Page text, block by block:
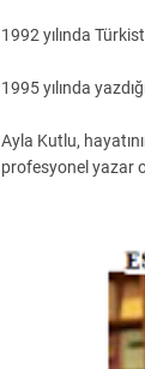
1992 yılında
1995 yılında
Ayla Kutlu,
profesyonel yazar